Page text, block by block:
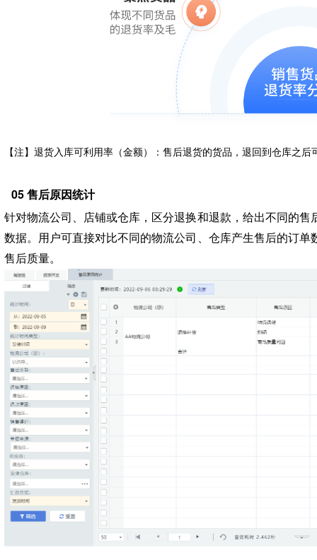
【注】退货入库可利用率（金额）：售后退货的货品，退回到仓库之
05 售后原因统计
针对物流公司、店铺或仓库，区分退换和退款，给出不同的
数据。用户可直接对比不同的物流公司、仓库产生售后的订
售后质量。